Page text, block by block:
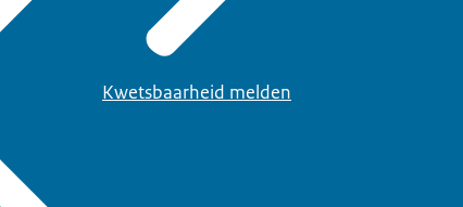
Kwetsbaarheid melden